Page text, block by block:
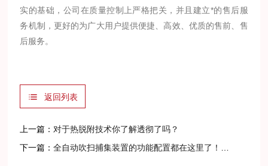
实的基础，公司在质量控制上严格把关，并且建立*的售后服
务机制，更好的为广大用户提供便捷、高效、优质的售前、售
后服务。
返回列表
上一篇： 对于热脱附技术你了解透彻了吗？
下一篇：全自动吹扫捕集装置的功能配置都在这里了！还不来瞧瞧！